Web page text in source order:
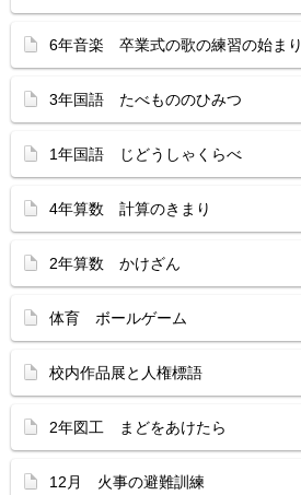
6年音楽 卒業式の歌の練習の始まり
3年国語 たべもののひみつ
1年国語 じどうしゃくらべ
4年算数 計算のきまり
2年算数 かけざん
体育 ボールゲーム
校内作品展と人権標語
2年図工 まどをあけたら
12月 火事の避難訓練